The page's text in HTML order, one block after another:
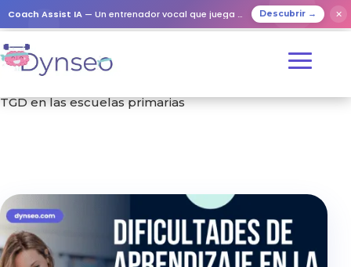
Coach Assist IA — Un entrenador vocal que juega con tus seres queridos Descubrir → ✕
/Formación
TGD en las escuelas primarias